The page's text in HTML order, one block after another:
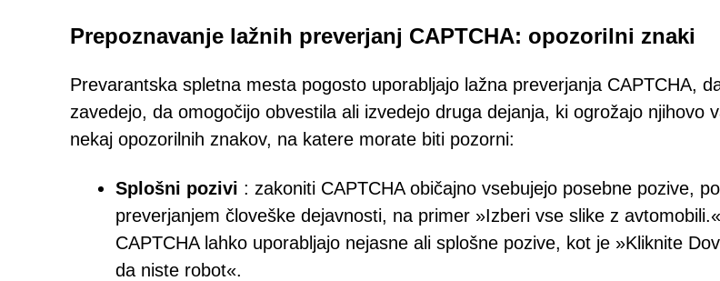
Prepoznavanje lažnih preverjanj CAPTCHA: opozorilni znaki
Prevarantska spletna mesta pogosto uporabljajo lažna preverjanja CAPTCHA,
zavedejo, da omogočijo obvestila ali izvedejo druga dejanja, ki ogrožajo njihovo
nekaj opozorilnih znakov, na katere morate biti pozorni:
Splošni pozivi : zakoniti CAPTCHA običajno vsebujejo posebne pozive,
preverjanjem človeške dejavnosti, na primer »Izberi vse slike z
CAPTCHA lahko uporabljajo nejasne ali splošne pozive, kot je »Kliknite
da niste robot«.